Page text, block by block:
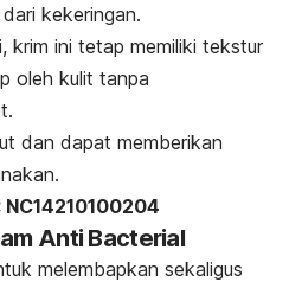
kekeringan.
krim ini tetap memiliki tekstur
oleh kulit tanpa
dan dapat memberikan
Anti Bacterial
melembapkan sekaligus